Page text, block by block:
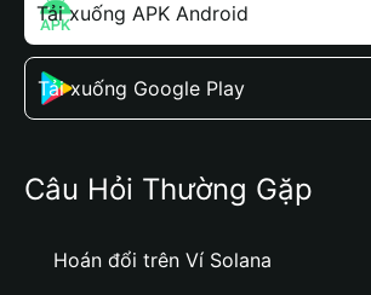
Tải xuống APK Android
Tải xuống Google Play
Câu Hỏi Thường Gặp
Hoán đổi trên Ví Solana